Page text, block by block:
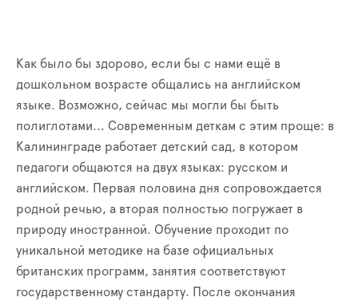
Как было бы здорово, если бы с нами ещё в
дошкольном возрасте общались на английском
языке. Возможно, сейчас мы могли бы быть
полиглотами... Современным деткам с этим проще: в
Калининграде работает детский сад, в котором
педагоги общаются на двух языках: русском и
английском. Первая половина дня сопровождается
родной речью, а вторая полностью погружает в
природу иностранной. Обучение проходит по
уникальной методике на базе официальных
британских программ, занятия соответствуют
государственному стандарту. После окончания